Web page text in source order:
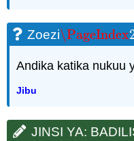
Zoezi\PageIndex
\PageIndex
Andika katika nukuu
Jibu
JINSI YA: